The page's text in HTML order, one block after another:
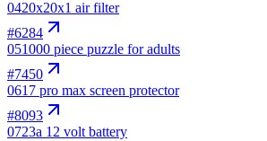
0420x20x1 air filter
#6284
051000 piece puzzle for adults
#7450
0617 pro max screen protector
#8093
0723a 12 volt battery